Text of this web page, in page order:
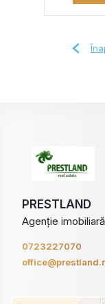
PRESTLAND
Agenție
0723227070